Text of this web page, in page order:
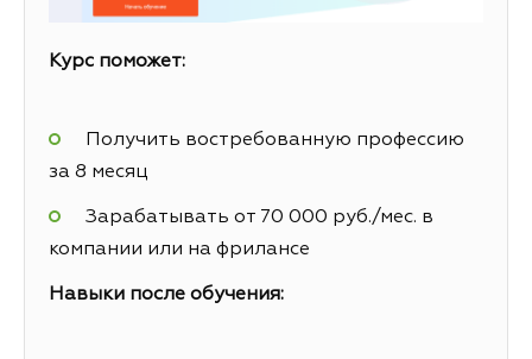
Курс поможет:
Получить востребованную профессию
за 8 месяц
Зарабатывать от 70 000 руб./мес. в
компании или на фрилансе
Навыки после обучения: